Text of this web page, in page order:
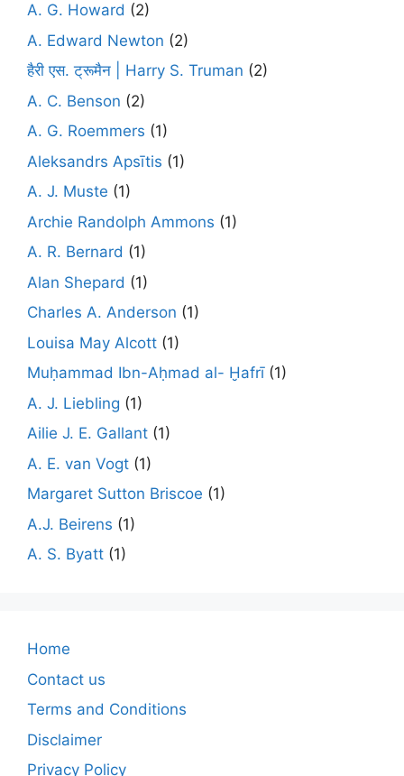
A. G. Howard (2)
A. Edward Newton (2)
हैरी एस. ट्रूमैन | Harry S. Truman (2)
A. C. Benson (2)
A. G. Roemmers (1)
Aleksandrs Apsītis (1)
A. J. Muste (1)
Archie Randolph Ammons (1)
A. R. Bernard (1)
Alan Shepard (1)
Charles A. Anderson (1)
Louisa May Alcott (1)
Muḥammad Ibn-Aḥmad al- Ḫafrī(1)
A. J. Liebling (1)
Ailie J. E. Gallant (1)
A. E. van Vogt (1)
Margaret Sutton Briscoe (1)
A.J. Beirens (1)
A. S. Byatt (1)
Home
Contact us
Terms and Conditions
Disclaimer
Privacy Policy